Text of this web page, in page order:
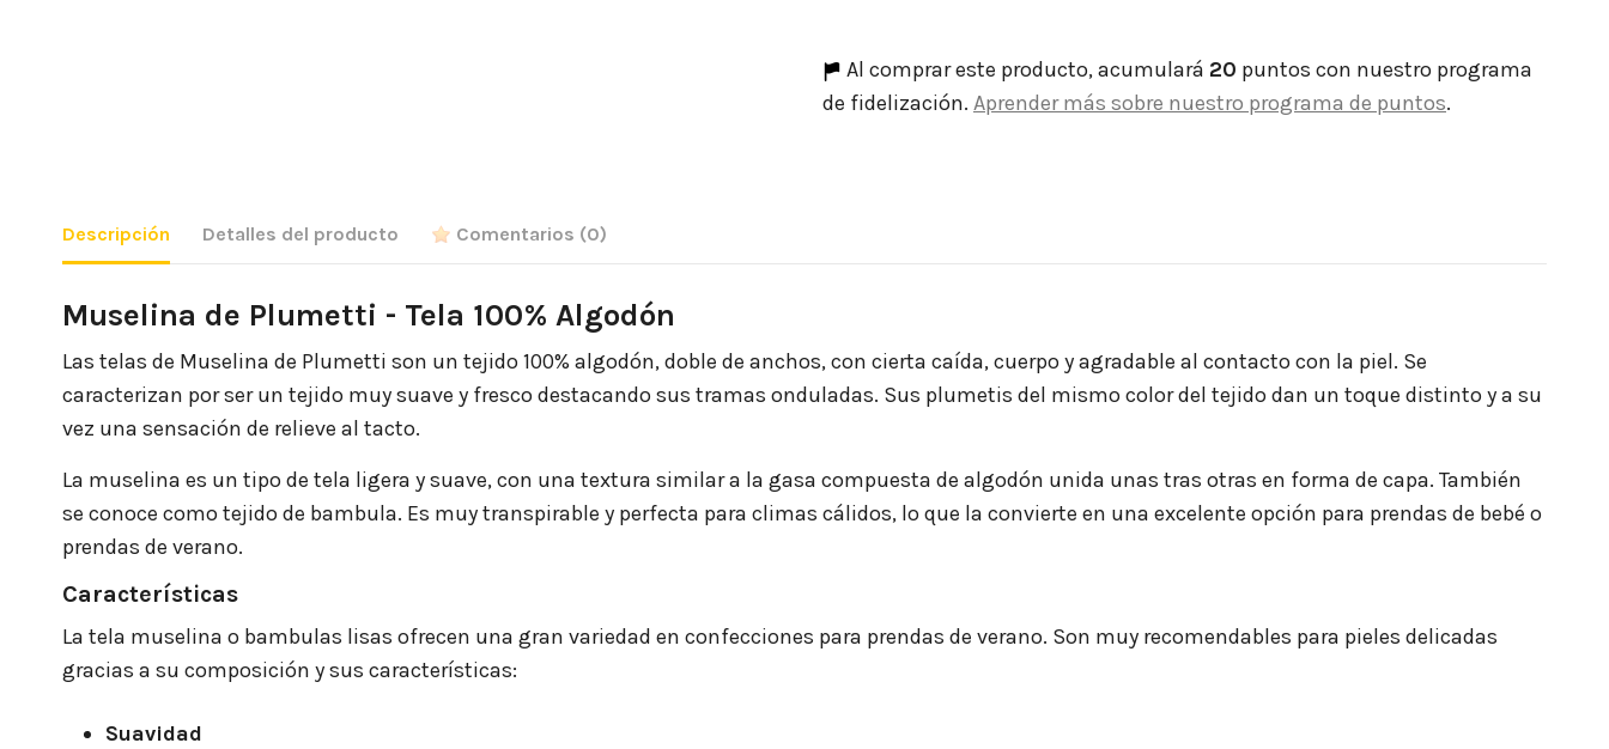
Al comprar este producto, acumulará 20 puntos con nuestro programa
de fidelización. Aprender más sobre nuestro programa de puntos.
Descripción Detalles del producto Comentarios (0)
Muselina de Plumetti - Tela 100% Algodón
Las telas de Muselina de Plumetti son un tejido 100% algodón, doble de anchos, con cierta caída, cuerpo y agradable al contacto con la piel. Se
caracterizan por ser un tejido muy suave y fresco destacando sus tramas onduladas. Sus plumetis del mismo color del tejido dan un toque distinto y a su
vez una sensación de relieve al tacto.
La muselina es un tipo de tela ligera y suave, con una textura similar a la gasa compuesta de algodón unida unas tras otras en forma de capa. También
se conoce como tejido de bambula. Es muy transpirable y perfecta para climas cálidos, lo que la convierte en una excelente opción para prendas de bebé o
prendas de verano.
Características
La tela muselina o bambulas lisas ofrecen una gran variedad en confecciones para prendas de verano. Son muy recomendables para pieles delicadas
gracias a su composición y sus características:
Suavidad